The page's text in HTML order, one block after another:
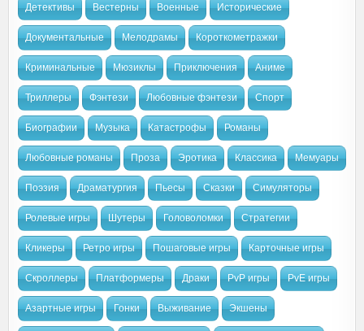
Детективы Вестерны Военные Исторические
Документальные Мелодрамы Короткометражки
Криминальные Мюзиклы Приключения Аниме
Триллеры Фэнтези Любовные фэнтези Спорт
Биографии Музыка Катастрофы Романы
Любовные романы Проза Эротика Классика Мемуары
Поэзия Драматургия Пьесы Сказки Симуляторы
Ролевые игры Шутеры Головоломки Стратегии
Кликеры Ретро игры Пошаговые игры Карточные игры
Скроллеры Платформеры Драки PvP игры PvE игры
Азартные игры Гонки Выживание Экшены